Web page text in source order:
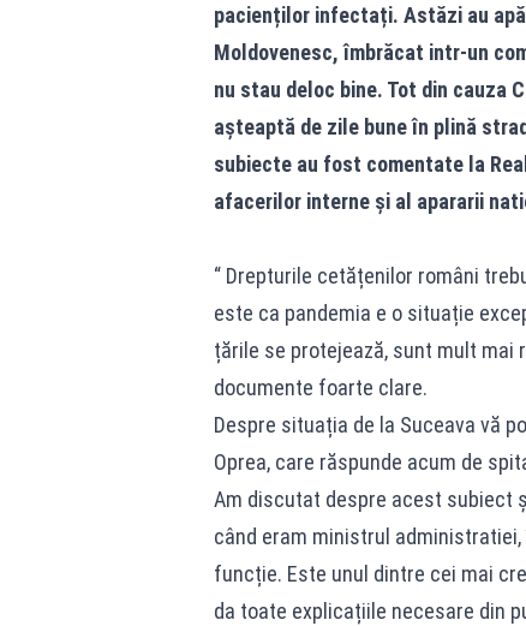
pacienților infectați. Astăzi au
Moldovenesc, îmbrăcat intr-un
nu stau deloc bine. Tot din cauza
așteaptă de zile bune în plină
subiecte au fost comentate la
afacerilor interne și al apararii
“ Drepturile cetățenilor români
este ca pandemia e o situație
țările se protejează, sunt mult mai
documente foarte clare.
Despre situația de la Suceava vă
Oprea, care răspunde acum de
Am discutat despre acest subiect
când eram ministrul
funcție. Este unul dintre cei mai
da toate explicațiile necesare din